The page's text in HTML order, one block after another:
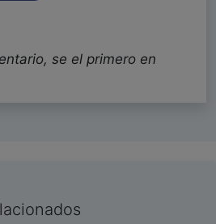
se el primero en